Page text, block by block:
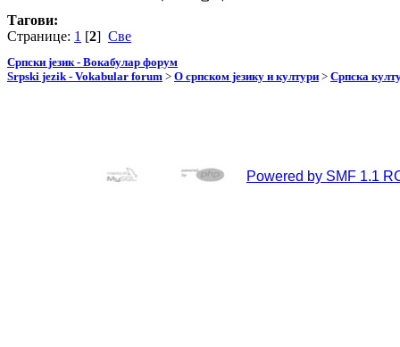
Тагови:
Странице: 1 [2] Све
Српски језик - Вокабулар форум
Srpski jezik - Vokabular forum > О српском језику и култури > Српска
Powered by SMF 1.1